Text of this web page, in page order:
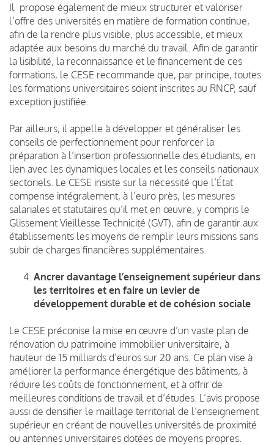
Il propose également de mieux structurer et valoriser
l’offre des universités en matière de formation continue,
afin de la rendre plus visible, plus accessible, et mieux
adaptée aux besoins du marché du travail. Afin de garantir
la lisibilité, la reconnaissance et le financement de ces
formations, le CESE recommande que, par principe, toutes
les formations universitaires soient inscrites au RNCP, sauf
exception justifiée.
Par ailleurs, il appelle à développer et généraliser les
conseils de perfectionnement pour renforcer la
préparation à l’insertion professionnelle des étudiants, en
lien avec les dynamiques locales et les conseils nationaux
sectoriels. Le CESE insiste sur la nécessité que l’État
compense intégralement, à l’euro près, les mesures
salariales et statutaires qu’il met en œuvre, y compris le
Glissement Vieillesse Technicité (GVT), afin de garantir aux
établissements les moyens de remplir leurs missions sans
subir de charges financières supplémentaires.
Ancrer davantage l’enseignement supérieur dans
les territoires et en faire un levier de
développement durable et de cohésion sociale
Le CESE préconise la mise en œuvre d’un vaste plan de
rénovation du patrimoine immobilier universitaire, à
hauteur de 15 milliards d’euros sur 20 ans. Ce plan vise à
améliorer la performance énergétique des bâtiments, à
réduire les coûts de fonctionnement, et à offrir de
meilleures conditions de travail et d’études. L’avis propose
aussi de densifier le maillage territorial de l’enseignement
supérieur en créant de nouvelles universités de proximité
ou antennes universitaires dotées de moyens propres.